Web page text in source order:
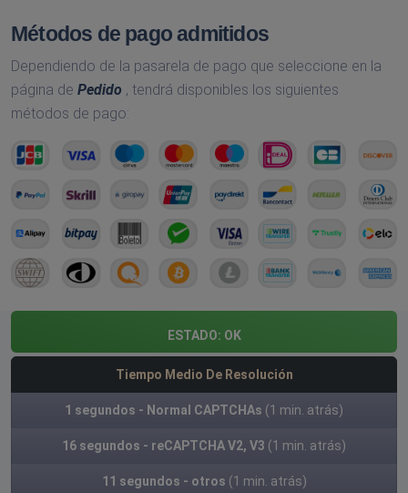
Métodos de pago admitidos
Dependiendo de la pasarela de pago que seleccione en la
página de Pedido , tendrá disponibles los siguientes
métodos de pago:
ESTADO: OK
Tiempo Medio De Resolución
1 segundos - Normal CAPTCHAs (1 min. atrás)
16 segundos - reCAPTCHA V2, V3 (1 min. atrás)
11 segundos - otros (1 min. atrás)